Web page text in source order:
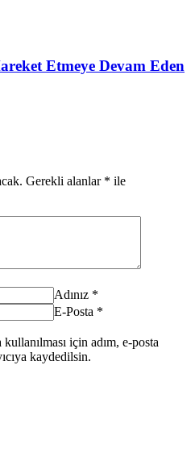
Etmeye Devam Eden
Gerekli alanlar * ile
Adınız *
E-Posta *
için adım, e-posta
kaydedilsin.